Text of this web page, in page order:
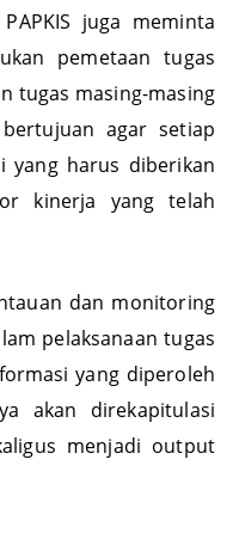
juga meminta
pemetaan tugas
tugas masing-masing
agar setiap
yang harus diberikan
kinerja yang telah
dan monitoring
pelaksanaan tugas
yang diperoleh
akan direkapitulasi
menjadi output